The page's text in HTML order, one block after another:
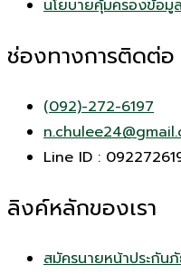
นโยบายคุ้มครองข้อมู
ช่องทางการติดต่อ
(092)-272-6197
Line ID :
ลิงค์หลักของเรา
สมัครนายหน้าประกัน